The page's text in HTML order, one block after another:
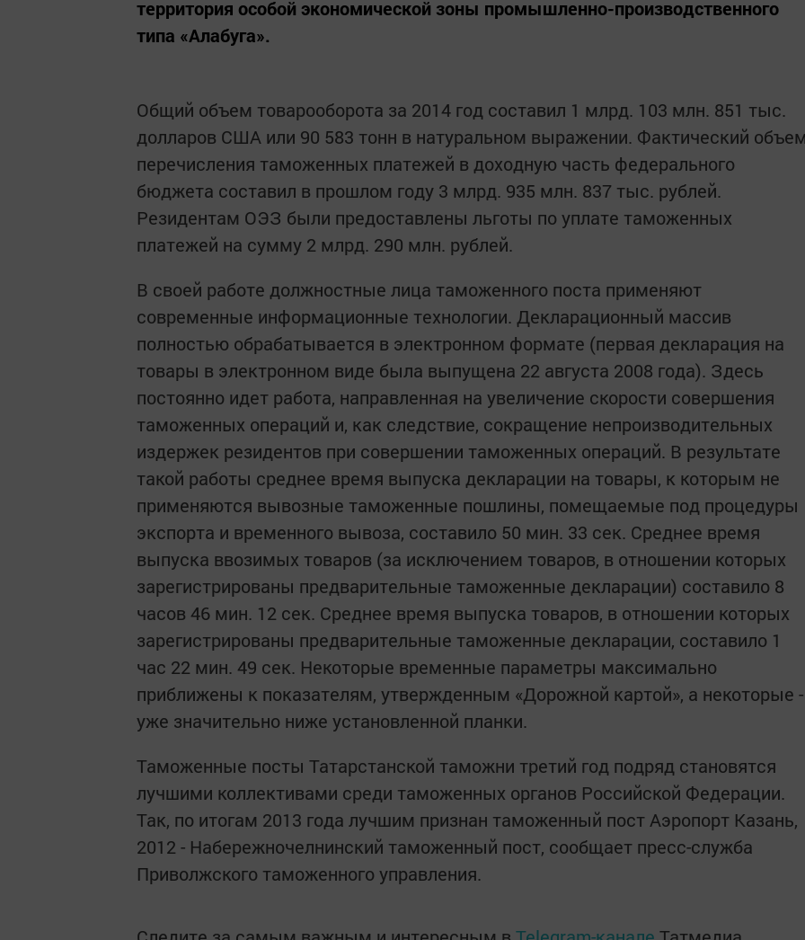
территория особой экономической зоны промышленно-производственного
типа «Алабуга».
Общий объем товарооборота за 2014 год составил 1 млрд. 103 млн. 851 тыс.
долларов США или 90 583 тонн в натуральном выражении. Фактический
перечисления таможенных платежей в доходную часть федерального
бюджета составил в прошлом году 3 млрд. 935 млн. 837 тыс. рублей.
Резидентам ОЭЗ были предоставлены льготы по уплате таможенных
платежей на сумму 2 млрд. 290 млн. рублей.
В своей работе должностные лица таможенного поста применяют
современные информационные технологии. Декларационный массив
полностью обрабатывается в электронном формате (первая декларация на
товары в электронном виде была выпущена 22 августа 2008 года). Здесь
постоянно идет работа, направленная на увеличение скорости совершения
таможенных операций и, как следствие, сокращение непроизводительных
издержек резидентов при совершении таможенных операций. В результате
такой работы среднее время выпуска декларации на товары, к которым не
применяются вывозные таможенные пошлины, помещаемые под процедуры
экспорта и временного вывоза, составило 50 мин. 33 сек. Среднее время
выпуска ввозимых товаров (за исключением товаров, в отношении которых
зарегистрированы предварительные таможенные декларации) составило 8
часов 46 мин. 12 сек. Среднее время выпуска товаров, в отношении которых
зарегистрированы предварительные таможенные декларации, составило 1
час 22 мин. 49 сек. Некоторые временные параметры максимально
приближены к показателям, утвержденным «Дорожной картой», а некоторые -
уже значительно ниже установленной планки.
Таможенные посты Татарстанской таможни третий год подряд становятся
лучшими коллективами среди таможенных органов Российской Федерации.
Так, по итогам 2013 года лучшим признан таможенный пост Аэропорт Казань,
2012 - Набережночелнинский таможенный пост, сообщает пресс-служба
Приволжского таможенного управления.